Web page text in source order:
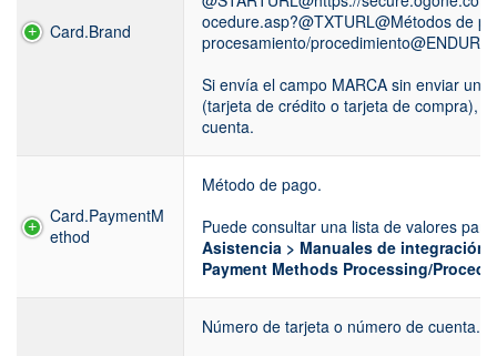
Card.Brand
ocedure.asp?@TXTURL@Métodos de
procesamiento/
Si envía el campo MARCA sin enviar un
(tarjeta de crédito o tarjeta de compra),
cuenta.
Card.PaymentM
ethod
Método de pago.
Puede consultar una lista de valores
Asistencia > Manuales de integración
Payment Methods Processing/
Número de tarjeta o número de cuenta.